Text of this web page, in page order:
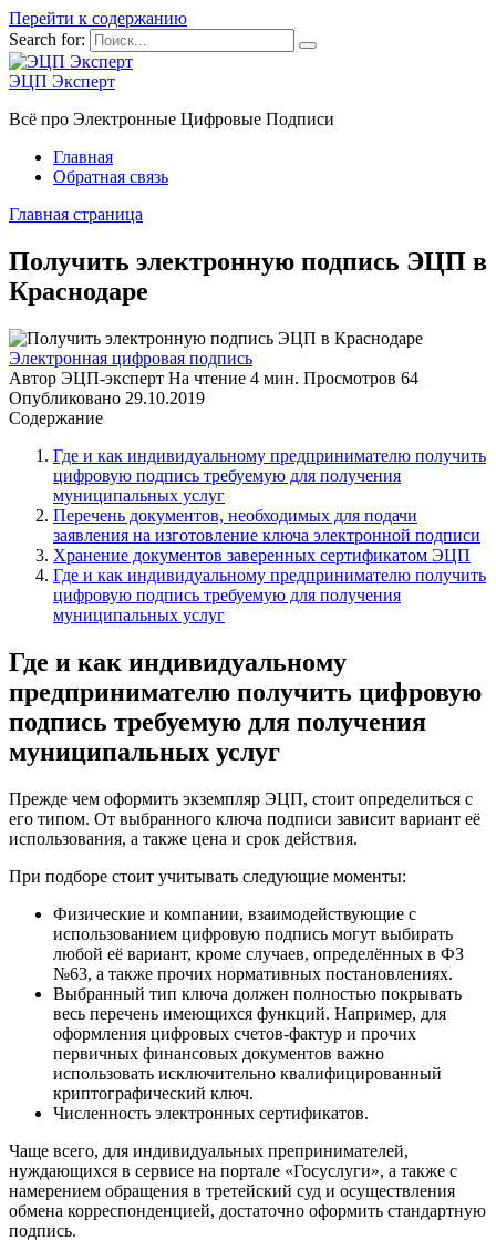
Перейти к содержанию
Search for:
ЭЦП Эксперт
Всё про Электронные Цифровые Подписи
Главная
Обратная связь
Главная страница
Получить электронную подпись ЭЦП в
Краснодаре
Электронная цифровая подпись
Автор ЭЦП-эксперт На чтение 4 мин. Просмотров 64
Опубликовано 29.10.2019
Содержание
Где и как индивидуальному предпринимателю получить
цифровую подпись требуемую для получения
муниципальных услуг
Перечень документов, необходимых для подачи
заявления на изготовление ключа электронной подписи
Хранение документов заверенных сертификатом ЭЦП
Где и как индивидуальному предпринимателю получить
цифровую подпись требуемую для получения
муниципальных услуг
Где и как индивидуальному
предпринимателю получить цифровую
подпись требуемую для получения
муниципальных услуг
Прежде чем оформить экземпляр ЭЦП, стоит определиться с
его типом. От выбранного ключа подписи зависит вариант её
использования, а также цена и срок действия.
При подборе стоит учитывать следующие моменты:
Физические и компании, взаимодействующие с
использованием цифровую подпись могут выбирать
любой её вариант, кроме случаев, определённых в ФЗ
№63, а также прочих нормативных постановлениях.
Выбранный тип ключа должен полностью покрывать
весь перечень имеющихся функций. Например, для
оформления цифровых счетов-фактур и прочих
первичных финансовых документов важно
использовать исключительно квалифицированный
криптографический ключ.
Численность электронных сертификатов.
Чаще всего, для индивидуальных препринимателей,
нуждающихся в сервисе на портале «Госуслуги», а также с
намерением обращения в третейский суд и осуществления
обмена корреспонденцией, достаточно оформить стандартную
подпись.